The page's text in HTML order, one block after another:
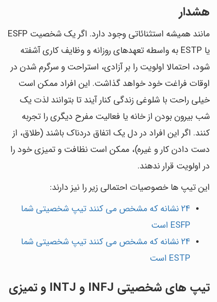
هشدار
مانند همیشه استثنائاتی وجود دارد. اگر یک شخصیت ESFP
یا ESTP به واسطه تعهدهای روزانه و وظایف کاری آشفته
شود، احتمالا اولویت را بر آزادی، استراحت و سرگرم شدن در
اوقات فراغت خود خواهد گذاشت. این افراد ممکن است
خیلی راحت با شلوغی زندگی کنار آیند تا بتوانند لذت یک
شب بیرون بودن از خانه یا فعالیت مفرح دیگری را تجربه
کنند. اگر این افراد در دل یک اتفاق دردناک باشند (طلاق، از
دست دادن کار و غیره)، ممکن است نظافت و تمیزی خود را
در اولویت قرار ندهند.
این تیپ ها خصوصیات احتمالی زیر را نیز دارند:
24 نشانه که مشخص می کنند تیپ شخصیتی شما
ESFP است
24 نشانه که مشخص می کنند تیپ شخصیتی شما
ESTP است
تیپ های شخصیتی INFJ و INTJ و تمیزی